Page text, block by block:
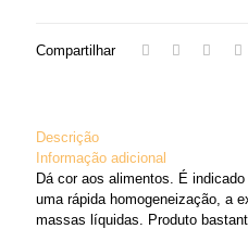
Compartilhar
Descrição
Informação adicional
Dá cor aos alimentos. É
uma rápida homogeneização, a
massas líquidas. Produto